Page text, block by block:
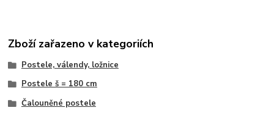
Zboží zařazeno v kategoriích
Postele, válendy, ložnice
Postele š = 180 cm
Čalouněné postele